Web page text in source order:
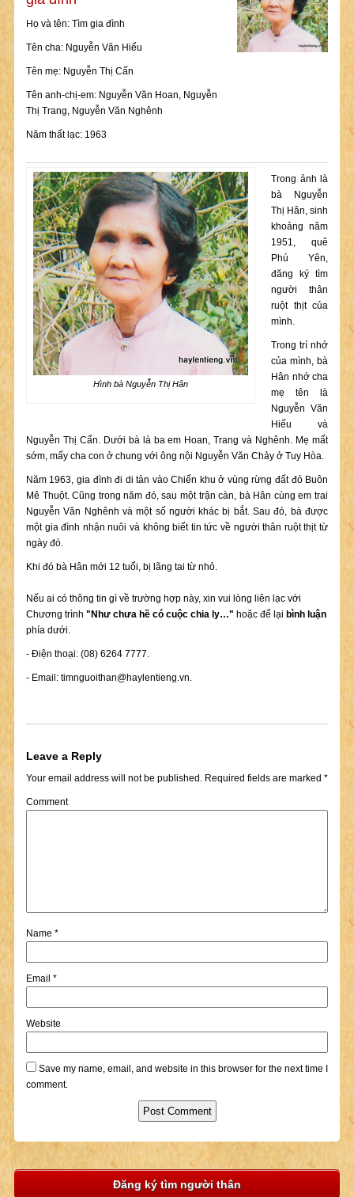
Họ và tên: Tìm gia đình
Tên cha: Nguyễn Văn Hiếu
Tên mẹ: Nguyễn Thị Cấn
Tên anh-chị-em: Nguyễn Văn Hoan, Nguyễn
Thị Trang, Nguyễn Văn Nghênh
Năm thất lạc: 1963
Hình bà Nguyễn Thị Hân
Trong ảnh là
bà Nguyễn
Thị Hân, sinh
khoảng năm
1951, quê
Phú Yên,
đăng ký tìm
người thân
ruột thịt của
mình.
Trong trí nhớ
của mình, bà
Hân nhớ cha
mẹ tên là
Nguyễn Văn
Hiếu và
Nguyễn Thị Cẩn. Dưới bà là ba em Hoan, Trang và Nghênh. Mẹ mất
sớm, mấy cha con ở chung với ông nội Nguyễn Văn Chảy ở Tuy Hòa.
Năm 1963, gia đình đi di tản vào Chiến khu ở vùng rừng đất đỏ Buôn
Mê Thuột. Cũng trong năm đó, sau một trận càn, bà Hân cùng em trai
Nguyễn Văn Nghênh và một số người khác bị bắt. Sau đó, bà được
một gia đình nhận nuôi và không biết tin tức về người thân ruột thịt từ
ngày đó.
Khi đó bà Hân mới 12 tuổi, bị lãng tai từ nhỏ.
Nếu ai có thông tin gì về trường hợp này, xin vui lòng liên lạc với
Chương trình "Như chưa hề có cuộc chia ly…" hoặc để lại bình luận
phía dưới.
- Điện thoại: (08) 6264 7777.
- Email: timnguoithan@haylentieng.vn.
Leave a Reply
Your email address will not be published.Required fields are marked *
Comment
Name *
Email *
Website
Save my name, email, and website in this browser for the next time I
comment.
Đăng ký tìm người thân